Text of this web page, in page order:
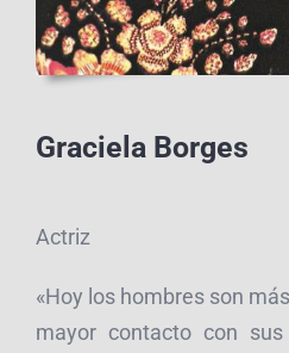
Graciela Borges
Actriz
«Hoy los hombres son
mayor contacto con